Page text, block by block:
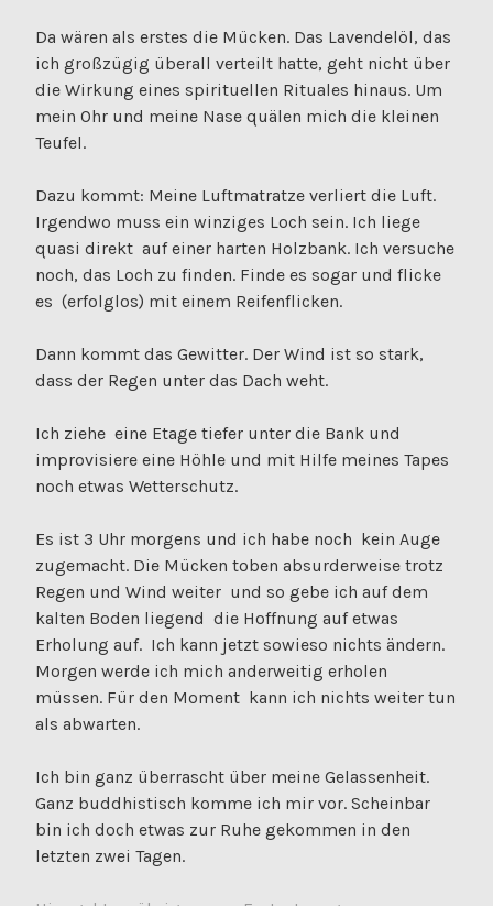
Da wären als erstes die Mücken. Das Lavendelöl, das
ich großzügig überall verteilt hatte, geht nicht über
die Wirkung eines spirituellen Rituales hinaus. Um
mein Ohr und meine Nase quälen mich die kleinen
Teufel.
Dazu kommt: Meine Luftmatratze verliert die Luft.
Irgendwo muss ein winziges Loch sein. Ich liege
quasi direkt auf einer harten Holzbank. Ich versuche
noch, das Loch zu finden. Finde es sogar und flicke
es (erfolglos) mit einem Reifenflicken.
Dann kommt das Gewitter. Der Wind ist so stark,
dass der Regen unter das Dach weht.
Ich ziehe eine Etage tiefer unter die Bank und
improvisiere eine Höhle und mit Hilfe meines Tapes
noch etwas Wetterschutz.
Es ist 3 Uhr morgens und ich habe noch kein Auge
zugemacht. Die Mücken toben absurderweise trotz
Regen und Wind weiter und so gebe ich auf dem
kalten Boden liegend die Hoffnung auf etwas
Erholung auf. Ich kann jetzt sowieso nichts ändern.
Morgen werde ich mich anderweitig erholen
müssen. Für den Moment kann ich nichts weiter tun
als abwarten.
Ich bin ganz überrascht über meine Gelassenheit.
Ganz buddhistisch komme ich mir vor. Scheinbar
bin ich doch etwas zur Ruhe gekommen in den
letzten zwei Tagen.